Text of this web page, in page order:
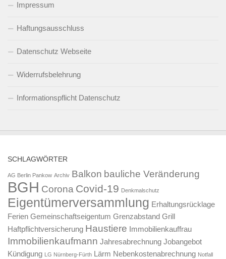
Impressum
Haftungsausschluss
Datenschutz Webseite
Widerrufsbelehrung
Informationspflicht Datenschutz
SCHLAGWÖRTER
AG Berlin Pankow Archiv Balkon bauliche Veränderung
BGH Corona Covid-19 Denkmalschutz
Eigentümerversammlung Erhaltungsrücklage
Ferien Gemeinschaftseigentum Grenzabstand Grill
Haftpflichtversicherung Haustiere Immobilienkauffrau
Immobilienkaufmann Jahresabrechnung Jobangebot
Kündigung LG Nürnberg-Fürth Lärm Nebenkostenabrechnung Notfall